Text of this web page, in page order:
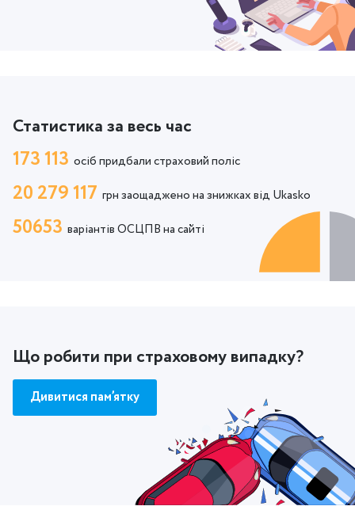
Статистика за весь час
173 113 осіб придбали страховий поліс
20 279 117 грн заощаджено на знижках від Ukasko
50653 варіантів ОСЦПВ на сайті
Що робити при страховому випадку?
Дивитися пам’ятку